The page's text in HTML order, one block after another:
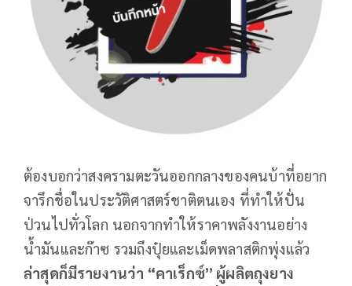
ต้องบอกว่าสงครามตะวันออกกลางของคนบ้าที่อยาก
จารึกชื่อในประวัติศาสตร์ชาติตนเอง ที่ทำให้ปั่น
ป่วนไปทั่วโลก นอกจากทำให้ราคาพลังงานอย่าง
น้ำมันและก๊าซ รวมถึงปุ๋ยและเม็ดพลาสติกพุ่งแล้ว
ล่าสุดก็มีรายงานว่า “คาเร็กซ์” ผู้ผลิตถุงยาง